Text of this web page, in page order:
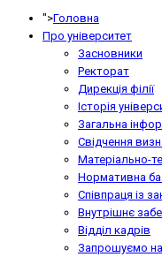
">Головна
Про університет
Засновники
Ректорат
Дирекція філії
Історія
Загальна
Свідчення
Матеріально-
Нормативна
Співпраця із
Внутрішнє
Відділ кадрів
Запрошуємо